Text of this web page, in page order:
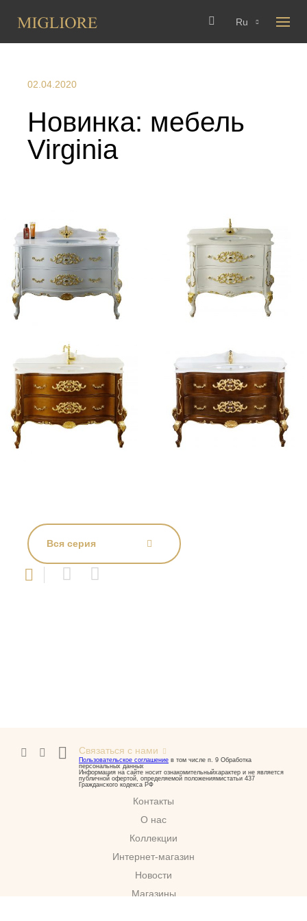
Ru
02.04.2020
Новинка: мебель
Virginia
Вся серия
Контакты
О нас
Коллекции
Интернет-магазин
Новости
Магазины
Связаться с нами
Пользовательское соглашение в том числе п. 9 Обработка
персональных данных
Информация на сайте носит ознакомительныйхарактер и не является
публичной офертой, определяемой положениямистатьи 437
Гражданского кодекса РФ